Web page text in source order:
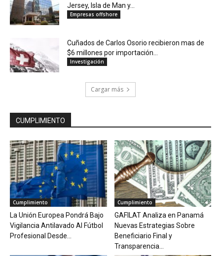
Jersey, Isla de Man y...
Empresas offshore
Cuñados de Carlos Osorio recibieron mas de
$6 millones por importación...
Investigación
Cargar más
CUMPLIMIENTO
Cumplimiento
La Unión Europea Pondrá Bajo
Vigilancia Antilavado Al Fútbol
Profesional Desde...
Cumplimiento
GAFILAT Analiza en Panamá
Nuevas Estrategias Sobre
Beneficiario Final y
Transparencia...